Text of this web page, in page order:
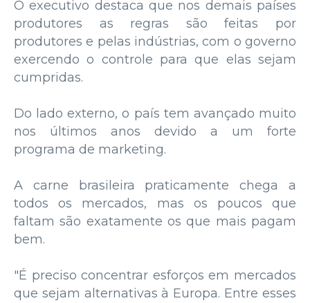
O executivo destaca que nos demais países
produtores as regras são feitas por
produtores e pelas indústrias, com o governo
exercendo o controle para que elas sejam
cumpridas.
Do lado externo, o país tem avançado muito
nos últimos anos devido a um forte
programa de marketing.
A carne brasileira praticamente chega a
todos os mercados, mas os poucos que
faltam são exatamente os que mais pagam
bem.
"É preciso concentrar esforços em mercados
que sejam alternativas à Europa. Entre esses